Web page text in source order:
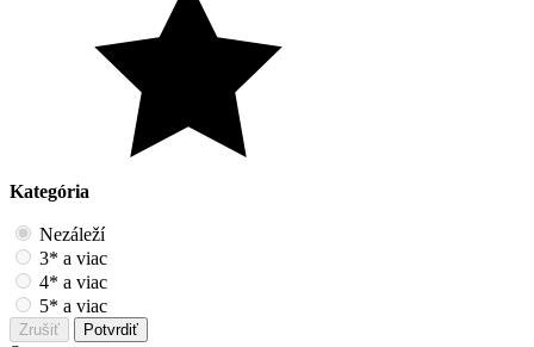
Kategória
Nezáleží
3* a viac
4* a viac
5* a viac
Zrušiť Potvrdiť